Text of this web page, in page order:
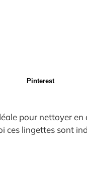
Pinterest
pour nettoyer en
ces lingettes sont